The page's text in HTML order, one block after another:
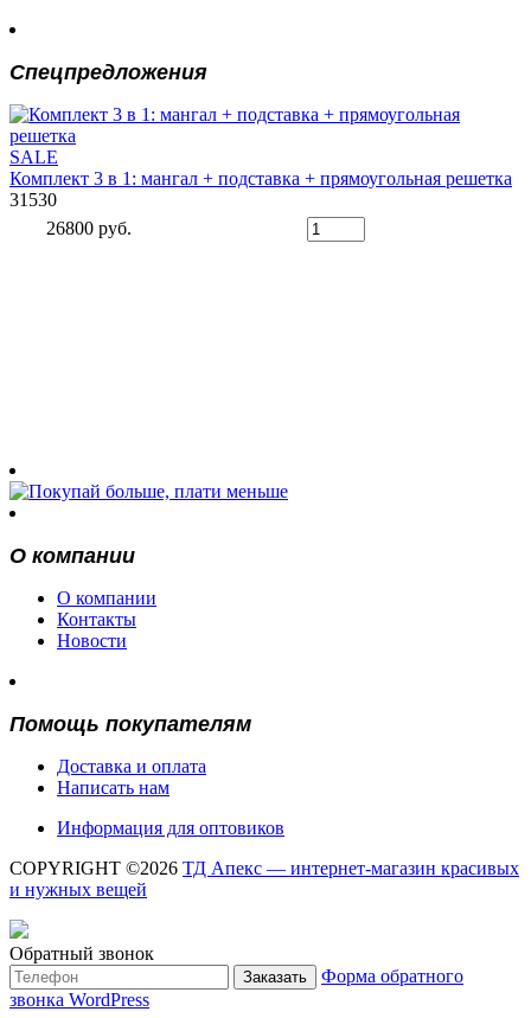
Спецпредложения
SALE
Комплект 3 в 1: мангал + подставка + прямоугольная решетка
31530
26800 руб.
О компании
О компании
Контакты
Новости
Помощь покупателям
Доставка и оплата
Написать нам
Информация для оптовиков
COPYRIGHT ©2026 ТД Апекс — интернет-магазин красивых
и нужных вещей
Обратный звонок
Заказать
Форма обратного
звонка WordPress